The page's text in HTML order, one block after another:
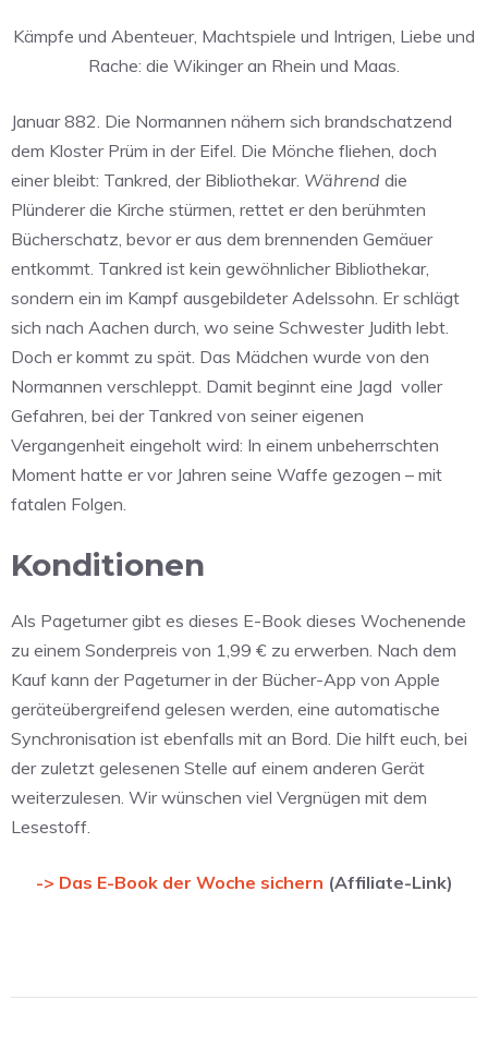
Kämpfe und Abenteuer, Machtspiele und Intrigen, Liebe und
Rache: die Wikinger an Rhein und Maas.
Januar 882. Die Normannen nähern sich brandschatzend
dem Kloster Prüm in der Eifel. Die Mönche fliehen, doch
einer bleibt: Tankred, der Bibliothekar. Während die
Plünderer die Kirche stürmen, rettet er den berühmten
Bücherschatz, bevor er aus dem brennenden Gemäuer
entkommt. Tankred ist kein gewöhnlicher Bibliothekar,
sondern ein im Kampf ausgebildeter Adelssohn. Er schlägt
sich nach Aachen durch, wo seine Schwester Judith lebt.
Doch er kommt zu spät. Das Mädchen wurde von den
Normannen verschleppt. Damit beginnt eine Jagd voller
Gefahren, bei der Tankred von seiner eigenen
Vergangenheit eingeholt wird: In einem unbeherrschten
Moment hatte er vor Jahren seine Waffe gezogen – mit
fatalen Folgen.
Konditionen
Als Pageturner gibt es dieses E-Book dieses Wochenende
zu einem Sonderpreis von 1,99 € zu erwerben. Nach dem
Kauf kann der Pageturner in der Bücher-App von Apple
geräteübergreifend gelesen werden, eine automatische
Synchronisation ist ebenfalls mit an Bord. Die hilft euch, bei
der zuletzt gelesenen Stelle auf einem anderen Gerät
weiterzulesen. Wir wünschen viel Vergnügen mit dem
Lesestoff.
-> Das E-Book der Woche sichern (Affiliate-Link)